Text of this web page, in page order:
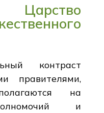
Царство
контраст
правителями,
на
и